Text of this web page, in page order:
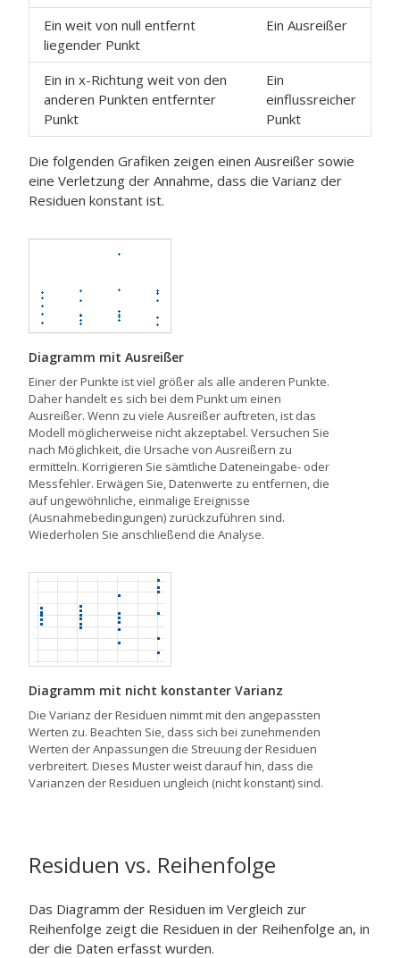
Ein weit von null entfernt
liegender Punkt
Ein Ausreißer
Ein in x-Richtung weit von den
anderen Punkten entfernter
Punkt
Ein
einflussreicher
Punkt
Die folgenden Grafiken zeigen einen Ausreißer sowie
eine Verletzung der Annahme, dass die Varianz der
Residuen konstant ist.
Diagramm mit Ausreißer
Einer der Punkte ist viel größer als alle anderen Punkte.
Daher handelt es sich bei dem Punkt um einen
Ausreißer. Wenn zu viele Ausreißer auftreten, ist das
Modell möglicherweise nicht akzeptabel. Versuchen Sie
nach Möglichkeit, die Ursache von Ausreißern zu
ermitteln. Korrigieren Sie sämtliche Dateneingabe- oder
Messfehler. Erwägen Sie, Datenwerte zu entfernen, die
auf ungewöhnliche, einmalige Ereignisse
(Ausnahmebedingungen) zurückzuführen sind.
Wiederholen Sie anschließend die Analyse.
Diagramm mit nicht konstanter Varianz
Die Varianz der Residuen nimmt mit den angepassten
Werten zu. Beachten Sie, dass sich bei zunehmenden
Werten der Anpassungen die Streuung der Residuen
verbreitert. Dieses Muster weist darauf hin, dass die
Varianzen der Residuen ungleich (nicht konstant) sind.
Residuen vs. Reihenfolge
Das Diagramm der Residuen im Vergleich zur
Reihenfolge zeigt die Residuen in der Reihenfolge an, in
der die Daten erfasst wurden.